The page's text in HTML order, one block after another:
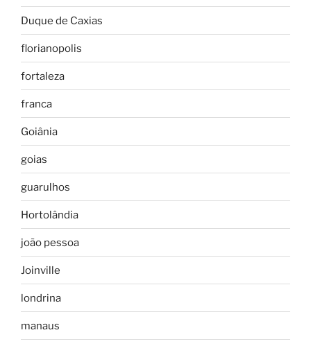
Duque de Caxias
florianopolis
fortaleza
franca
Goiânia
goias
guarulhos
Hortolândia
joão pessoa
Joinville
londrina
manaus